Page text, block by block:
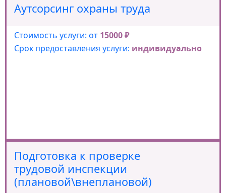
Аутсорсинг охраны труда
Стоимость услуги: от 15000 ₽
Срок предоставления услуги: индивидуально
Подготовка к проверке
трудовой инспекции
(плановой\внеплановой)